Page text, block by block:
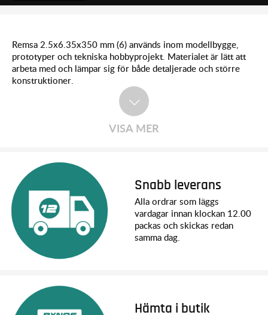
Remsa 2.5x6.35x350 mm (6) används inom modellbygge,
prototyper och tekniska hobbyprojekt. Materialet är lätt att
arbeta med och lämpar sig för både detaljerade och större
konstruktioner.
VISA MER
Snabb leverans
Alla ordrar som läggs
vardagar innan klockan 12.00
packas och skickas redan
samma dag.
Hämta i butik